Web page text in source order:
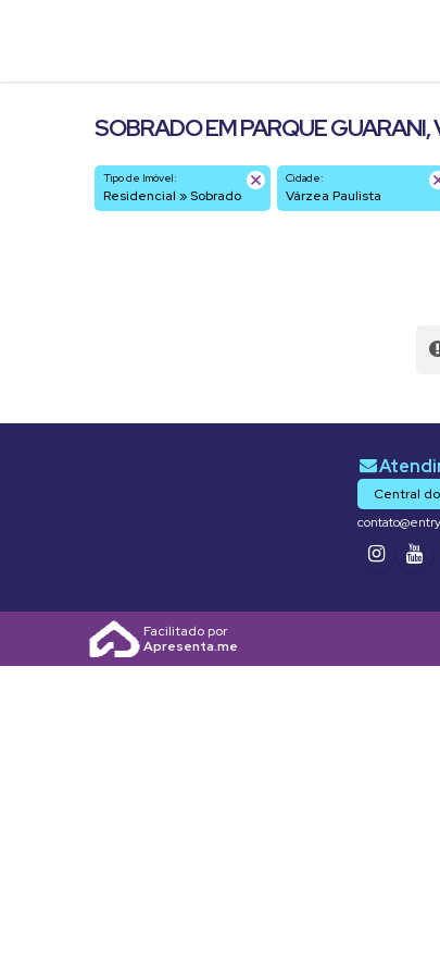
SOBRADO EM PARQUE GUARANI,
Tipo de Imóvel:
Residencial » Sobrado
Cidade:
Várzea Paulista
Central